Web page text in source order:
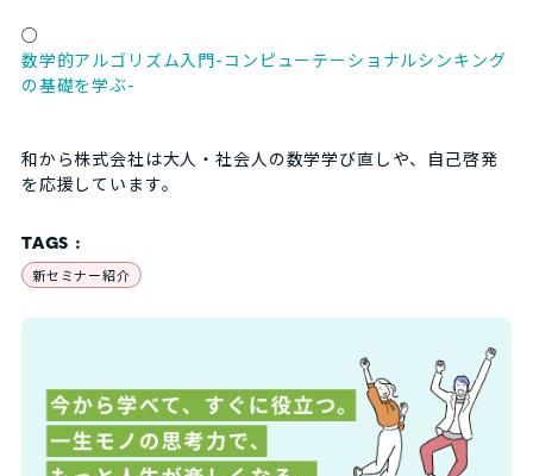
○
数学的アルゴリズム入門-コンピューテーショナルシンキング
の基礎を学ぶ-
和から株式会社は大人・社会人の数学学び直しや、自己啓発
を応援しています。
TAGS :
新セミナー紹介